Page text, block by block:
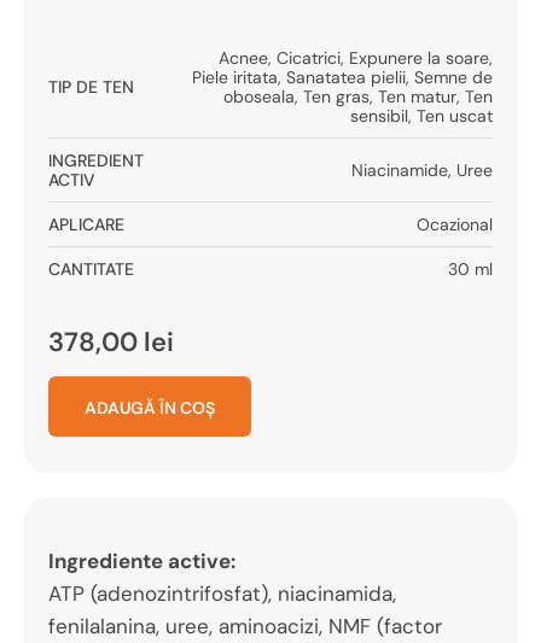
TIP DE TEN
Acnee, Cicatrici, Expunere la soare,
Piele iritata, Sanatatea pielii, Semne de
oboseala, Ten gras, Ten matur, Ten
sensibil, Ten uscat
INGREDIENT
ACTIV
Niacinamide, Uree
APLICARE Ocazional
CANTITATE 30 ml
378,00 lei
ADAUGĂ ÎN COȘ
Ingrediente active:
ATP (adenozintrifosfat), niacinamida,
fenilalanina, uree, aminoacizi, NMF (factor